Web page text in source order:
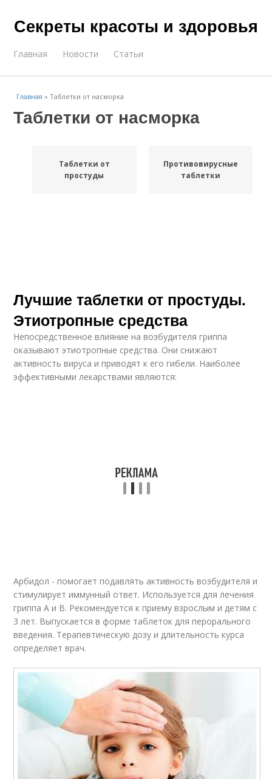
Секреты красоты и здоровья
Главная Новости Статьи
Главная »Таблетки от насморка
Таблетки от насморка
Таблетки от
простуды
Противовирусные
таблетки
Лучшие таблетки от простуды.
Этиотропные средства
Непосредственное влияние на возбудителя гриппа
оказывают этиотропные средства. Они снижают
активность вируса и приводят к его гибели. Наиболее
эффективными лекарствами являются:
Арбидол - помогает подавлять активность возбудителя и
стимулирует иммунный ответ. Используется для лечения
гриппа А и В. Рекомендуется к приему взрослым и детям с
3 лет. Выпускается в форме таблеток для перорального
введения. Терапевтическую дозу и длительность курса
определяет врач.